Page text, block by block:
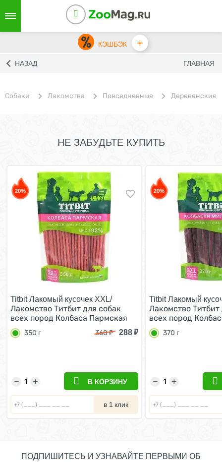
КЭШБЭК +
НАЗАД ГЛАВНАЯ
Собаки Лакомства Повседневные Деревенские
НЕ ЗАБУДЬТЕ КУПИТЬ
20%
Titbit Лакомый кусочек XXL/
Лакомство Титбит для собак
всех пород Колбаса Пармская
350 г
350 г 360₽ 288₽
+
− В КОРЗИНУ
в 1 клик
20%
Titbit Лакомый
Лакомство Титбит
всех пород
370 г
370 г
+
−
ПОДПИШИТЕСЬ И УЗНАВАЙТЕ ПЕРВЫМИ ОБ